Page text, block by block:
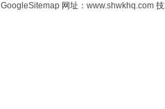
GoogleSitemap 网址：www.shwkhq.com